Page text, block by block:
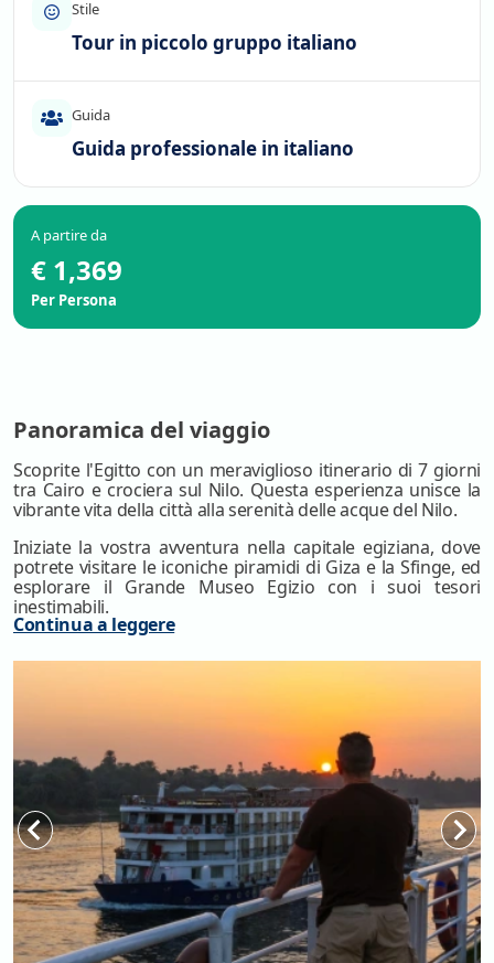
Stile
Tour in piccolo gruppo italiano
Guida
Guida professionale in italiano
A partire da
€ 1,369
Per Persona
Panoramica del viaggio
Scoprite l'Egitto con un meraviglioso itinerario di 7 giorni
tra Cairo e crociera sul Nilo. Questa esperienza unisce la
vibrante vita della città alla serenità delle acque del Nilo.
Iniziate la vostra avventura nella capitale egiziana, dove
potrete visitare le iconiche piramidi di Giza e la Sfinge, ed
esplorare il Grande Museo Egizio con i suoi tesori
inestimabili.
sul Nilo, che vi porterà attraverso paesaggi mozzafiato e
straordinari come quelli di Karnak e Luxor, e scoprire le
meraviglie della Valle dei Re, dove riposano i faraoni.
Ogni giorno sarà un mix di storia, cultura e relax, con la
possibilità di assaporare la cucina egiziana e partecipare a
escursioni facoltative.
Questo itinerario è perfetto per chi desidera immergersi
nella ricca cultura egiziana, vivendo un'esperienza
autentica tra le meraviglie del passato e la bellezza del
presente.
Continua a leggere